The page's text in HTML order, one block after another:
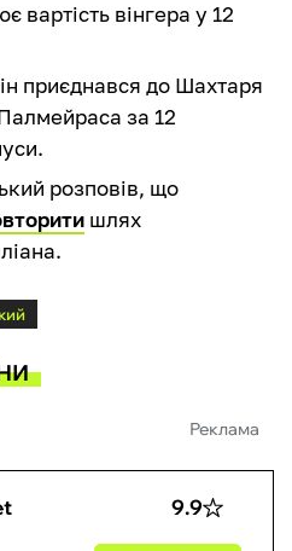
вартість вінгера у 12
приєднався до Шахтаря
за 12
розповів, що
шлях
Реклама
9.9